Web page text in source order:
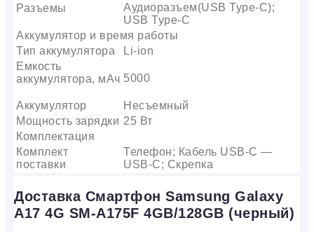
Разъемы
Аудиоразъем(USB Type-C);
USB Type-C
Аккумулятор и время работы
Тип аккумулятора
Li-ion
Емкость
аккумулятора, мАч 5000
Аккумулятор
Несъемный
Мощность зарядки 25 Вт
Комплектация
Комплект
поставки
Телефон; Кабель USB-C —
USB-C; Скрепка
Доставка Смартфон Samsung Galaxy
A17 4G SM-A175F 4GB/128GB (черный)